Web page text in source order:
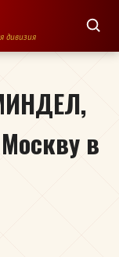
дивизия
в